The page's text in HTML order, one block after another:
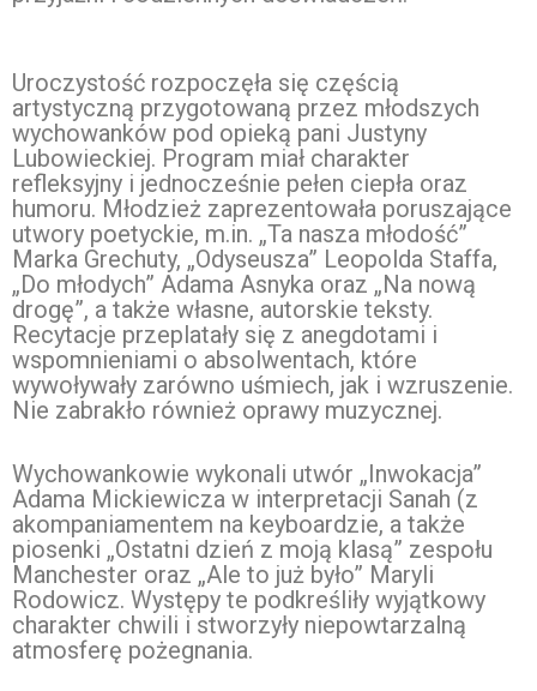
Uroczystość rozpoczęła się częścią
artystyczną przygotowaną przez młodszych
wychowanków pod opieką pani Justyny
Lubowieckiej. Program miał charakter
refleksyjny i jednocześnie pełen ciepła oraz
humoru. Młodzież zaprezentowała poruszające
utwory poetyckie, m.in. „Ta nasza młodość”
Marka Grechuty, „Odyseusza” Leopolda Staffa,
„Do młodych” Adama Asnyka oraz „Na nową
drogę”, a także własne, autorskie teksty.
Recytacje przeplatały się z anegdotami i
wspomnieniami o absolwentach, które
wywoływały zarówno uśmiech, jak i wzruszenie.
Nie zabrakło również oprawy muzycznej.
Wychowankowie wykonali utwór „Inwokacja”
Adama Mickiewicza w interpretacji Sanah (z
akompaniamentem na keyboardzie, a także
piosenki „Ostatni dzień z moją klasą” zespołu
Manchester oraz „Ale to już było” Maryli
Rodowicz. Występy te podkreśliły wyjątkowy
charakter chwili i stworzyły niepowtarzalną
atmosferę pożegnania.